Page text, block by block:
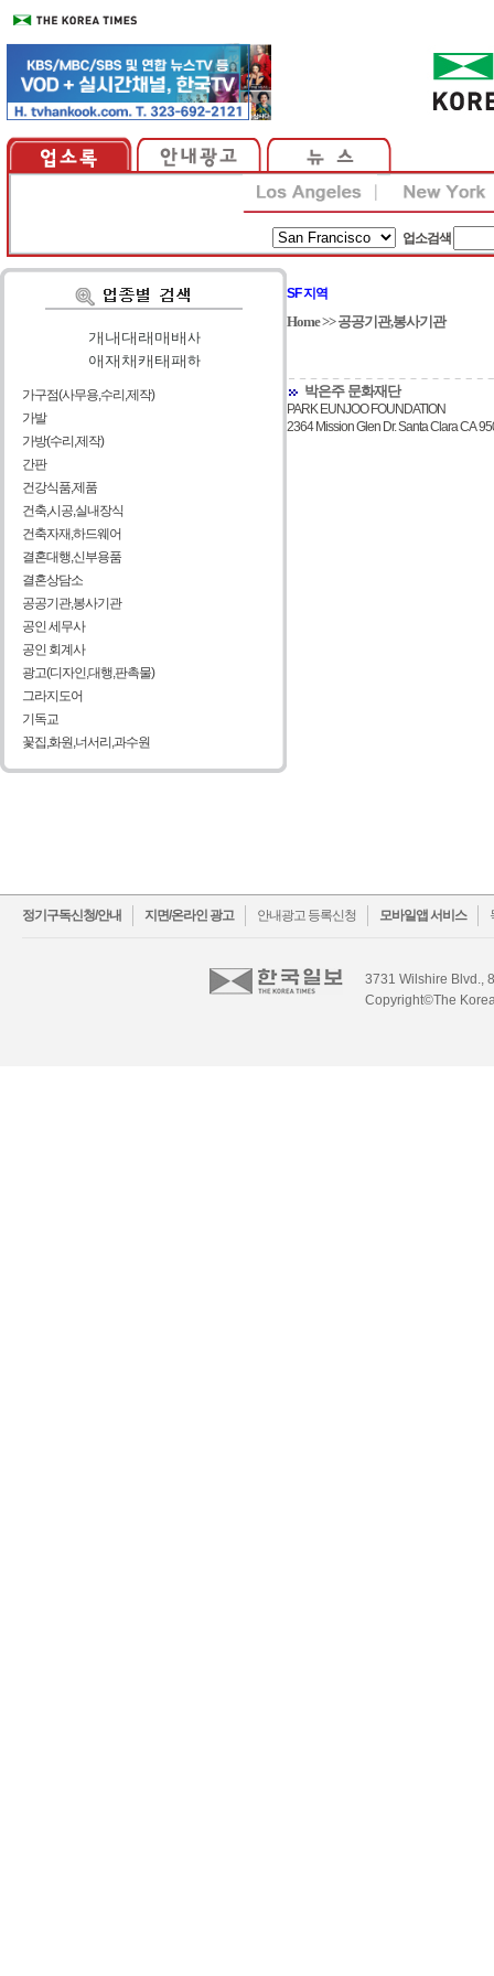
업소검색
가| 나| 다| 라| 마| 바| 사
아| 자| 차| 카| 타| 파| 하
가구점(사무용,수리,제작)
가발
가방(수리,제작)
간판
건강식품,제품
건축,시공,실내장식
건축자재,하드웨어
결혼대행,신부용품
결혼상담소
공공기관,봉사기관
공인 세무사
공인 회계사
광고(디자인,대행,판촉물)
그라지도어
기독교
꽃집,화원,너서리,과수원
SF 지역
Home>>공공기관,봉사기관
박은주 문화재단
PARK EUNJOO FOUNDATION
2364 Mission Glen Dr. Santa Clara CA
정기구독신청/안내 지면/온라인 광고 안내광고 등록신청 모바일앱 서비스
facebook
twitter
3731 Wilshire Blvd.,
Copyright©The